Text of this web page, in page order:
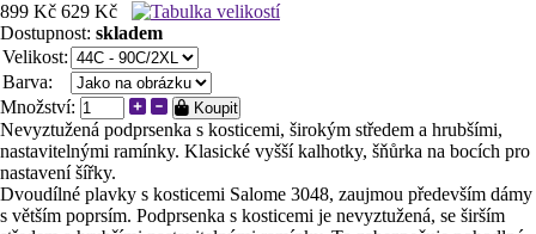
899 Kč 629 Kč
Dostupnost: skladem
Velikost:
Barva:
Množství:
Koupit
Nevyztužená podprsenka s kosticemi, širokým středem a hrubšími,
nastavitelnými ramínky. Klasické vyšší kalhotky, šňůrka na bocích pro
nastavení šířky.
Dvoudílné plavky s kosticemi Salome 3048, zaujmou především dámy
s větším poprsím. Podprsenka s kosticemi je nevyztužená, se širším